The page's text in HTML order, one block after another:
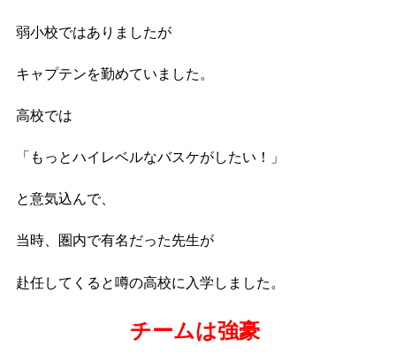
弱小校ではありましたが
キャプテンを勤めていました。
高校では
「もっとハイレベルなバスケがしたい！」
と意気込んで、
当時、圏内で有名だった先生が
赴任してくると噂の高校に入学しました。
チームは強豪